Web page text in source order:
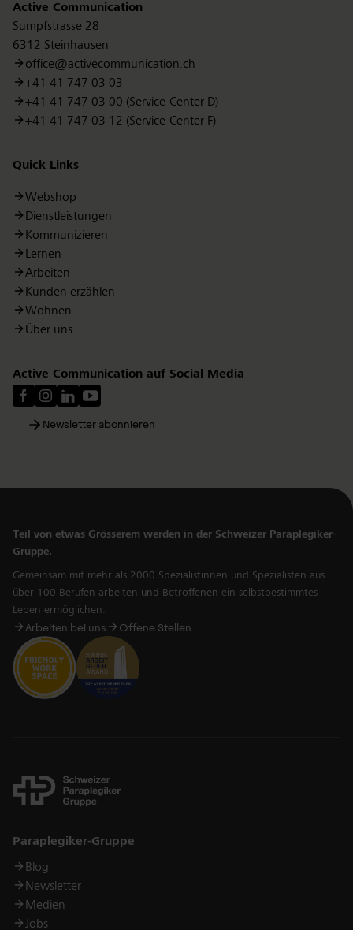
Active Communication
Sumpfstrasse 28
6312 Steinhausen
office@activecommunication.ch
+41 41 747 03 03
+41 41 747 03 00 (Service-Center D)
+41 41 747 03 12 (Service-Center F)
Quick Links
Webshop
Dienstleistungen
Kommunizieren
Lernen
Arbeiten
Kunden erzählen
Wohnen
Über uns
Active Communication auf Social Media
Newsletter abonnieren
Teil von etwas Grösserem werden in der Schweizer Paraplegiker-
Gruppe.
Gemeinsam mit mehr als 2000 Spezialistinnen und Spezialisten aus
über 100 Berufen arbeiten und Betroffenen ein selbstbestimmtes
Leben ermöglichen.
Arbeiten bei uns Offene Stellen
Links
Paraplegiker-Gruppe
Blog
Newsletter
Medien
Jobs